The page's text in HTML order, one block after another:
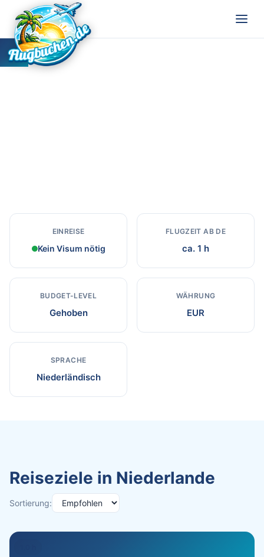
EINREISE
Kein Visum nötig
FLUGZEIT AB DE
ca. 1 h
BUDGET-LEVEL
Gehoben
WÄHRUNG
EUR
SPRACHE
Niederländisch
Reiseziele in Niederlande
Sortierung: